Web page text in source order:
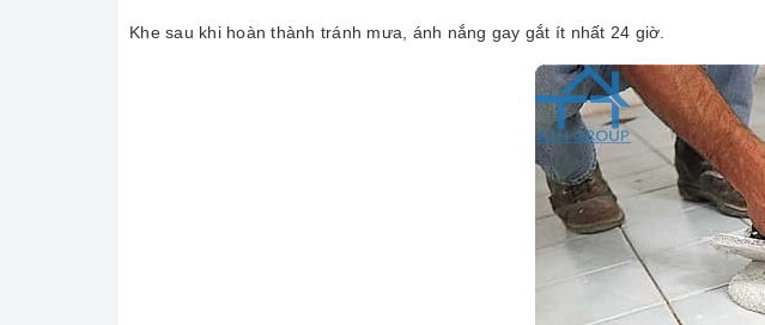
Khe sau khi hoàn thành tránh mưa, ánh nắng gay gắt ít nhất 24 giờ.